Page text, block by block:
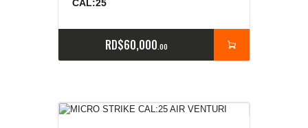
CAL:25
RD$60,000 00